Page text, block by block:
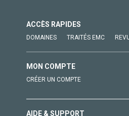
ACCÈS RAPIDES
DOMAINES TRAITÉS EMC
MON COMPTE
CRÉER UN COMPTE
AIDE & SUPPORT